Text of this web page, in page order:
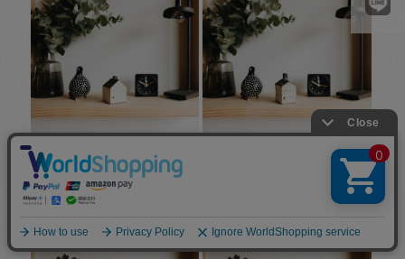
(2020年9月)器のしごと 家の
オブジェ (C5)
1,760円[税込]
(2020年9月)器のしごと 家の